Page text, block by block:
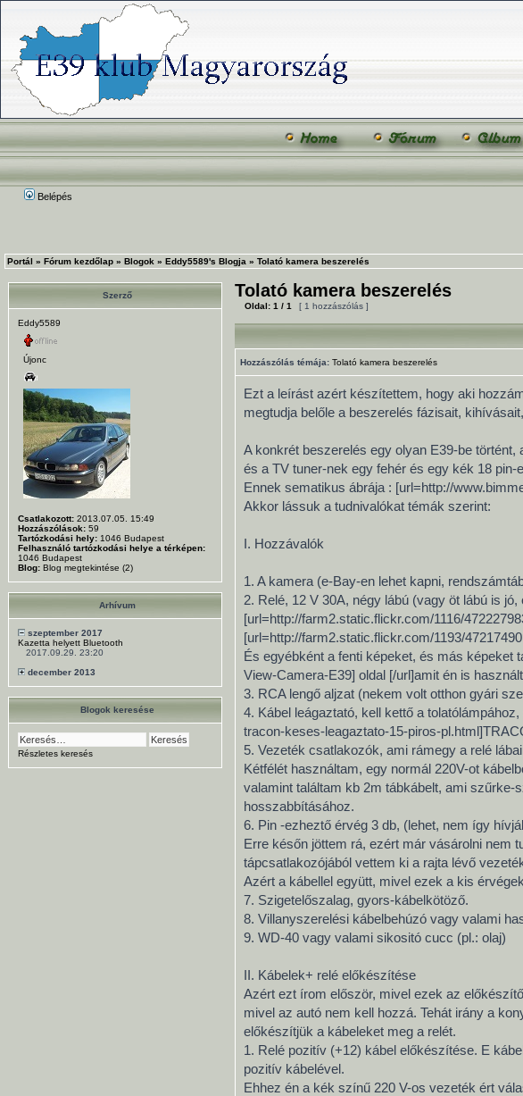
Belépés
Portál » Fórum kezdőlap » Blogok » Eddy5589's Blogja » Tolató kamera beszerelés
Szerző
Eddy5589
Újonc
Csatlakozott: 2013.07.05. 15:49
Hozzászólások: 59
Tartózkodási hely: 1046 Budapest
Felhasználó tartózkodási helye a térképen:
1046 Budapest
Blog: Blog megtekintése (2)
Arhívum
szeptember 2017
Kazetta helyett Bluetooth
2017.09.29. 23:20
december 2013
Blogok keresése
Részletes keresés
Tolató kamera beszerelés
Oldal: 1 / 1 [ 1 hozzászólás ]
Hozzászólás témája: Tolató kamera beszerelés
Ezt a leírást azért készítettem, hogy aki
megtudja belőle a beszerelés fázisait,
A konkrét beszerelés egy olyan E39-be
és a TV tuner-nek egy fehér és egy kék 18 pin-
Ennek sematikus ábrája : [url=http://
Akkor lássuk a tudnivalókat témák szerint:
I. Hozzávalók
1. A kamera (e-Bay-en lehet kapni,
2. Relé, 12 V 30A, négy lábú (vagy öt lábú is
[url=http://farm2.static.flickr.com/1116/
[url=http://farm2.static.flickr.com/1193/
És egyébként a fenti képeket, és más képeket
View-Camera-E39] oldal [/url]amit én is
3. RCA lengő aljzat (nekem volt otthon gyári
4. Kábel leágaztató, kell kettő a
tracon-keses-leagaztato-15-piros-
5. Vezeték csatlakozók, ami rámegy a relé
Kétfélét használtam, egy normál 220V-ot
valamint találtam kb 2m tábkábelt, ami
hosszabbításához.
6. Pin -ezheztő érvég 3 db, (lehet, nem így
Erre későn jöttem rá, ezért már vásárolni nem
tápcsatlakozójából vettem ki a rajta lévő
Azért a kábellel együtt, mivel ezek a kis
7. Szigetelőszalag, gyors-kábelkötöző.
8. Villanyszerelési kábelbehúzó vagy valami
9. WD-40 vagy valami sikositó cucc (pl.: olaj)
II. Kábelek+ relé előkészítése
Azért ezt írom először, mivel ezek az
mivel az autó nem kell hozzá. Tehát irány a
előkészítjük a kábeleket meg a relét.
1. Relé pozitív (+12) kábel előkészítése. E
pozitív kábelével.
Ehhez én a kék színű 220 V-os vezeték ért